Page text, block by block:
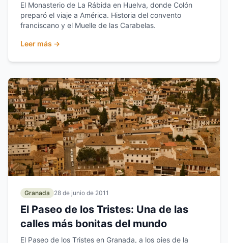
El Monasterio de La Rábida en Huelva, donde Colón
preparó el viaje a América. Historia del convento
franciscano y el Muelle de las Carabelas.
Leer más →
Granada 28 de junio de 2011
El Paseo de los Tristes: Una de las
calles más bonitas del mundo
El Paseo de los Tristes en Granada, a los pies de la